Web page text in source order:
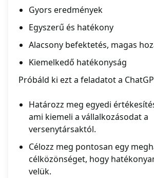
Gyors eredmények
Egyszerű és hatékony
Alacsony befektetés, magas
Kiemelkedő hatékonyság
Próbáld ki ezt a feladatot a
Határozz meg egyedi
ami kiemeli a vállalkozásodat a
versenytársaktól.
Célozz meg pontosan egy
célközönséget, hogy
velük.